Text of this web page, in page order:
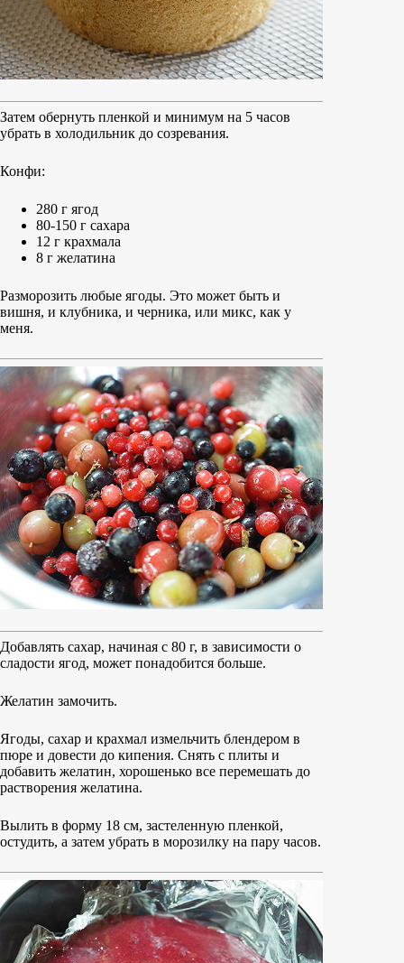
Затем обернуть пленкой и минимум на 5 часов
убрать в холодильник до созревания.
Конфи:
280 г ягод
80-150 г сахара
12 г крахмала
8 г желатина
Разморозить любые ягоды. Это может быть и
вишня, и клубника, и черника, или микс, как у
меня.
Добавлять сахар, начиная с 80 г, в зависимости о
сладости ягод, может понадобится больше.
Желатин замочить.
Ягоды, сахар и крахмал измельчить блендером в
пюре и довести до кипения. Снять с плиты и
добавить желатин, хорошенько все перемешать до
растворения желатина.
Вылить в форму 18 см, застеленную пленкой,
остудить, а затем убрать в морозилку на пару часов.